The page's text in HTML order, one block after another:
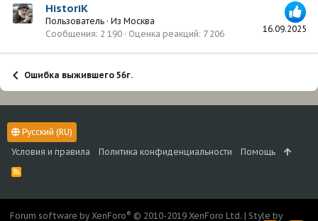
16.09.2025
HistoriK
Пользователь · Из Москва
Сообщения 2 190 Оценка реакций 7 206
Ошибка выжившего 56г.
Русский (RU)
Условия и правила
Политика конфиденциальности Помощь
R
S
Forum software by XenForo® © 2010-2019 XenForo Ltd. | Style by